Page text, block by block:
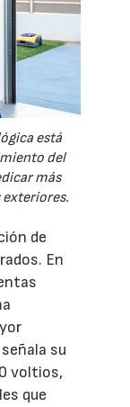
está
del
más
de
En
su
voltios,
que